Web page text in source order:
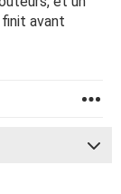
finit avant